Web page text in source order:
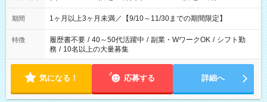
期間 1ヶ月以上3ヶ月未満／【9/10～11/30までの期間限定】
特徴 履歴書不要 / 40～50代活躍中 / 副業・WワークOK / シフト勤
務 / 10名以上の大量募集
気になる！ 応募する 詳細へ